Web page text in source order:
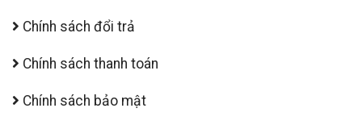
Chính sách đổi trả
Chính sách thanh toán
Chính sách bảo mật